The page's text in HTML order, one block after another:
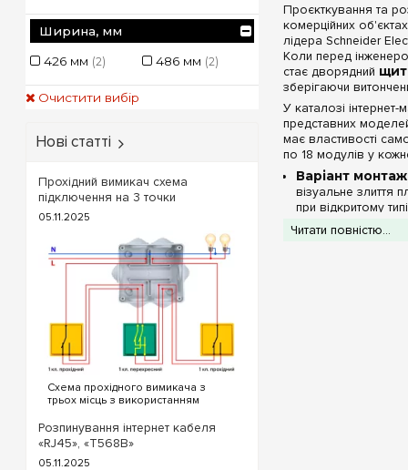
Проєкткування та
комерційних
лідера Schneider
Коли перед
стає дворядний щит
зберігаючи
У каталозі інтернет-
представних
має властивості
по 18 модулів у
Варіант
візуальне злиття
при відкритому
Виконання
оздоблення, або
Читати повністю...
Ширина, мм
426 мм (2) 486 мм (2)
Очистити вибір
Нові статті
Прохідний вимикач схема
підключення на 3 точки
05.11.2025
Схема прохідного вимикача з
трьох місць з використанням
вимикача. Для реалізації схеми
прохідних вимикачів з трьох точок
будуть потрібні наступні вимикачі:
Два од...
Розпинування інтернет кабеля
«RJ45», «T568B»
05.11.2025